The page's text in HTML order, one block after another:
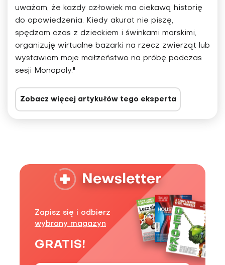
uważam, że każdy człowiek ma ciekawą historię
do opowiedzenia. Kiedy akurat nie piszę,
spędzam czas z dzieckiem i świnkami morskimi,
organizuję wirtualne bazarki na rzecz zwierząt lub
wystawiam moje małżeństwo na próbę podczas
sesji Monopoly."
Zobacz więcej artykułów tego eksperta
Zapisz się i odbierz
wybrany magazyn
GRATIS!